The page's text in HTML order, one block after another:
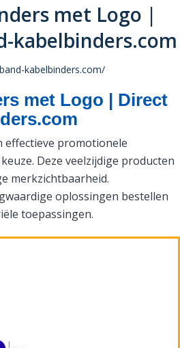
met Logo |
kabelbinders.com
kabelbinders.com/
met Logo | Direct
effectieve promotionele
Deze veelzijdige producten
merkzichtbaarheid.
oplossingen bestellen
toepassingen.